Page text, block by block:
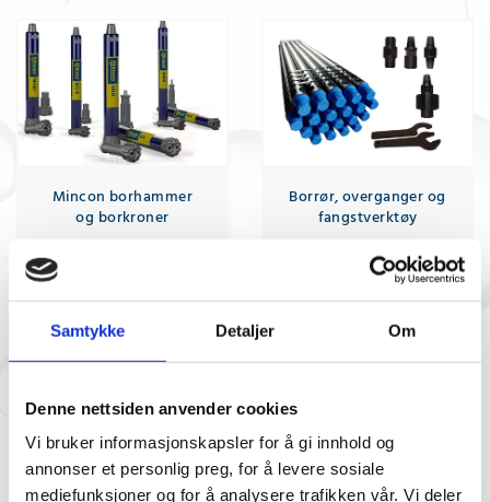
Samtykke Detaljer Om
Denne nettsiden anvender cookies
Vi bruker informasjonskapsler for å gi innhold og
annonser et personlig preg, for å levere sosiale
mediefunksjoner og for å analysere trafikken vår. Vi deler
Mincon borhammer
og borkroner
Borrør, overganger og
fangstverktøy
Petol Kjedetang Løftekjede